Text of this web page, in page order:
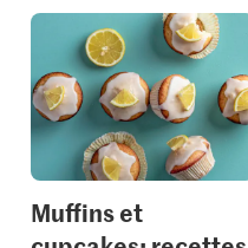
Muffins et